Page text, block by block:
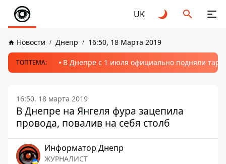
UK
Новости Днепр 16:50, 18 Марта 2019
ТОПТЕМА: В Днепре с 1 июля официально подняли
16:50, 18 марта 2019
В Днепре на Янгеля фура зацепила
провода, повалив на себя столб
Информатор Днепр
ЖУРНАЛИСТ